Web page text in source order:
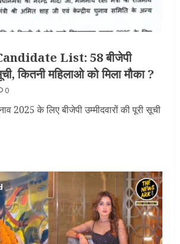
List: 58 बीजेपी
कितनी महिलाओ को मिला मौका ?
0
2025 के लिए बीजेपी उम्मीदवारों की पूरी सूची